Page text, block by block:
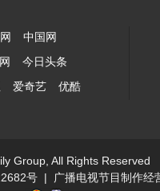
中国网
今日头条
爱奇艺 优酷
Group, All Rights Reserved
号 |
广播电视节目制作经